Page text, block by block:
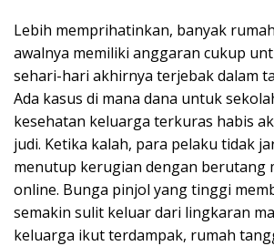
Lebih memprihatinkan, banyak
awalnya memiliki anggaran cukup
sehari-hari akhirnya terjebak dalam
Ada kasus di mana dana untuk
kesehatan keluarga terkuras habis
judi. Ketika kalah, para pelaku tidak
menutup kerugian dengan berutang
online. Bunga pinjol yang tinggi
semakin sulit keluar dari lingkaran
keluarga ikut terdampak, rumah